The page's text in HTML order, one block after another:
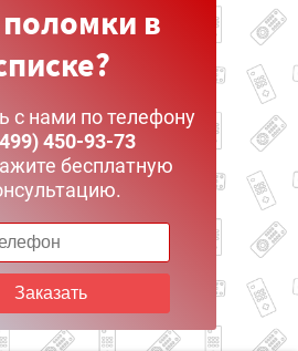
в
с нами по телефону
450-93-73
бесплатную
Заказать